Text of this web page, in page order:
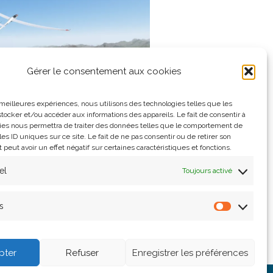
Gérer le consentement aux cookies
expériences, nous utilisons des technologies telles que les
et/ou accéder aux informations des appareils. Le fait de consentir à
nous permettra de traiter des données telles que le comportement de
ID uniques sur ce site. Le fait de ne pas consentir ou de retirer son
peut avoir un effet négatif sur certaines caractéristiques et fonctions.
Toujours activé
Refuser Enregistrer les préférences
6 95 00 85 58